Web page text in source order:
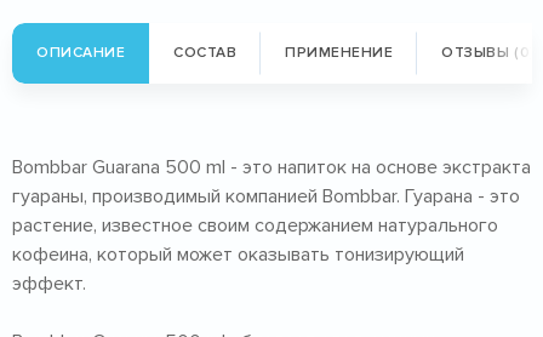
ОПИСАНИЕ СОСТАВ ПРИМЕНЕНИЕ ОТЗЫВЫ (0)
Bombbar Guarana 500 ml - это напиток на основе экстракта
гуараны, производимый компанией Bombbar. Гуарана - это
растение, известное своим содержанием натурального
кофеина, который может оказывать тонизирующий
эффект.